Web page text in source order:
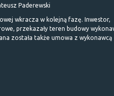
Paderewski
wkracza w kolejną fazę. Inwestor,
przekazały teren budowy
została także umowa z wykonawcą